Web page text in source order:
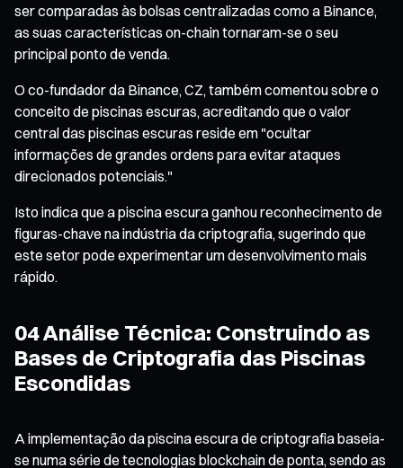
ser comparadas às bolsas centralizadas como a Binance,
as suas características on-chain tornaram-se o seu
principal ponto de venda.
O co-fundador da Binance, CZ, também comentou sobre o
conceito de piscinas escuras, acreditando que o valor
central das piscinas escuras reside em "ocultar
informações de grandes ordens para evitar ataques
direcionados potenciais."
Isto indica que a piscina escura ganhou reconhecimento de
figuras-chave na indústria da criptografia, sugerindo que
este setor pode experimentar um desenvolvimento mais
rápido.
04 Análise Técnica: Construindo as
Bases de Criptografia das Piscinas
Escondidas
A implementação da piscina escura de criptografia baseia-
se numa série de tecnologias blockchain de ponta, sendo as